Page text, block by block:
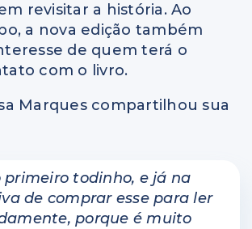
revisitar a história. Ao
a nova edição também
de quem terá o
com o livro.
Marques compartilhou sua
primeiro todinho, e já na
de comprar esse para ler
porque é muito